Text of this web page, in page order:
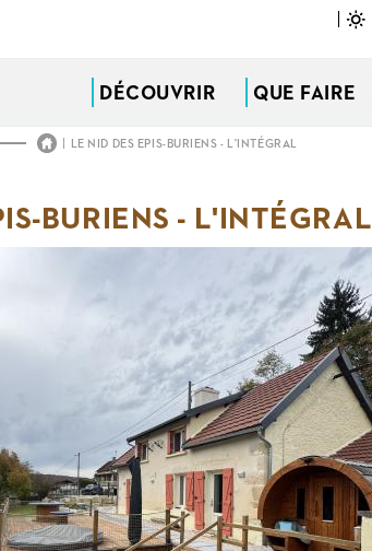
DÉCOUVRIR QUE FAIRE
| LE NID DES EPIS-BURIENS - L'INTÉGRAL
BURIENS - L'INTÉGRAL